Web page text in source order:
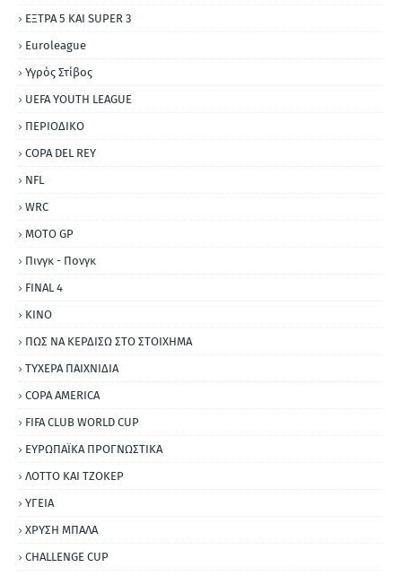
ΕΞΤΡΑ 5 ΚΑΙ SUPER 3
Εuroleague
Υγρός Στίβος
UEFA YOUTH LEAGUE
ΠΕΡΙΟΔΙΚΟ
COPA DEL REY
NFL
WRC
MOTO GP
Πινγκ - Πονγκ
FINAL 4
ΚΙΝΟ
ΠΩΣ ΝΑ ΚΕΡΔΙΣΩ ΣΤΟ ΣΤΟΙΧΗΜΑ
ΤΥΧΕΡΑ ΠΑΙΧΝΙΔΙΑ
COPA AMERICA
FIFA CLUB WORLD CUP
ΕΥΡΩΠΑΪΚΑ ΠΡΟΓΝΩΣΤΙΚΑ
ΛΟΤΤΟ ΚΑΙ ΤΖΟΚΕΡ
ΥΓΕΙΑ
ΧΡΥΣΗ ΜΠΑΛΑ
CHALLENGE CUP